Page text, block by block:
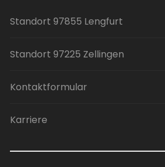
Standort 97855 Lengfurt
Standort 97225 Zellingen
Kontaktformular
Karriere